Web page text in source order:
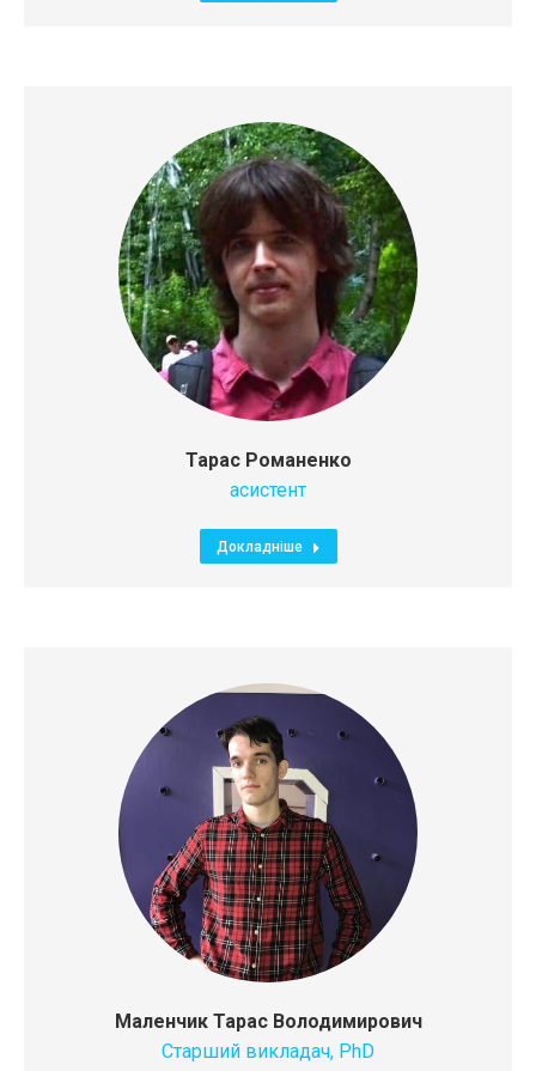
Тарас Романенко
асистент
Докладніше
Маленчик Тарас Володимирович
Старший викладач, PhD